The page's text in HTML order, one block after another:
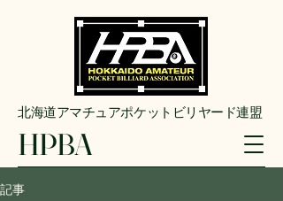
​北海道アマチュアポケットビリヤード連盟
HPBA
記事